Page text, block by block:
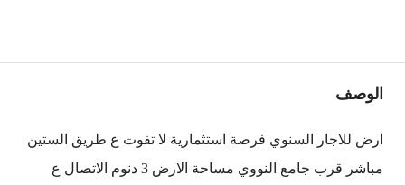
الوصف
ارض للاجار السنوي فرصة استثمارية لا تفوت ع طريق الستين
مباشر قرب جامع النووي مساحة الارض 3 دنوم الاتصال ع